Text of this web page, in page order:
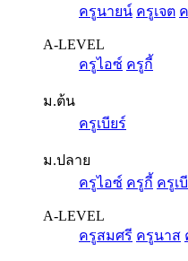
ครูนายน์ ครูเจต
A-LEVEL
ครูไอซ์ ครูกี้
ม.ต้น
ครูเบียร์
ม.ปลาย
ครูไอซ์ ครูกี้ ครูเ
A-LEVEL
ครูสมศรี ครูนาส